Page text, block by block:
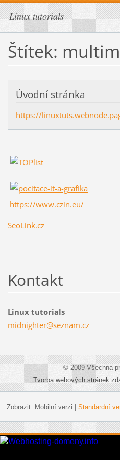
Linux tutorials
Štítek:
Úvodní stránka
https://
https://www.czin.eu/
SeoLink.cz
Kontakt
Linux tutorials
midnighter@seznam.cz
© 2009 Všechna
Tvorba webových stránek
Zobrazit: Mobilní verzi Standardní